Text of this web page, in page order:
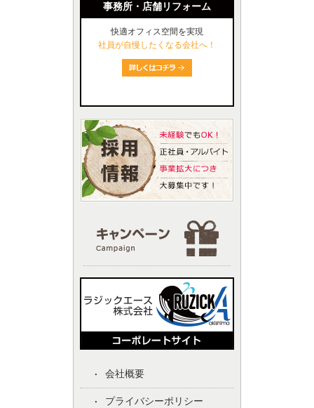
事務所・店舗リフォーム
快適オフィス空間を実現
社員が自慢したくなる会社へ！
会社概要
プライバシーポリシー